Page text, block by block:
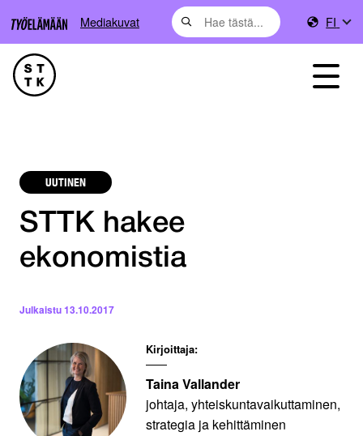
Mediakuvat FI
UUTINEN
STTK hakee
ekonomistia
Julkaistu13.10.2017
Kirjoittaja:
Taina Vallander
johtaja, yhteiskuntavaikuttaminen,
strategia ja kehittäminen